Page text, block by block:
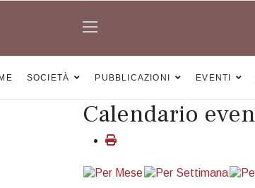
SOCIETÀ PUBBLICAZIONI EVENTI
Calendario